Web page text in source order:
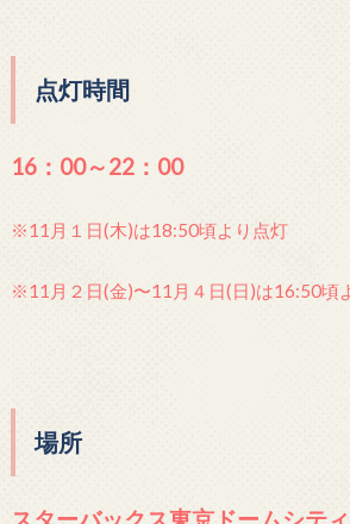
点灯時間
16：00～22：00
※11月１日(木)は18:50頃より点灯
※11月２日(金)〜11月４日(日)は16:50頃
場所